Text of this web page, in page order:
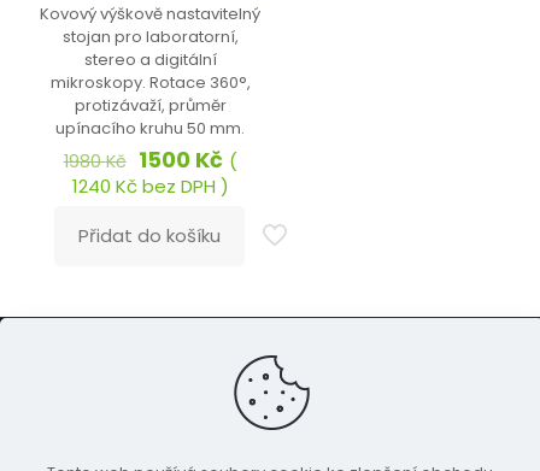
Kovový výškově nastavitelný
stojan pro laboratorní,
stereo a digitální
mikroskopy. Rotace 360°,
protizávaží, průměr
upínacího kruhu 50 mm.
1980Kč Původní
cena
1980 Kč.
1500 KčAktuální
cena
je:
1500 Kč.
(
1240 Kčbez DPH )
Přidat do košíku
© 2024 Eshop.OpravaPocitacu.cz